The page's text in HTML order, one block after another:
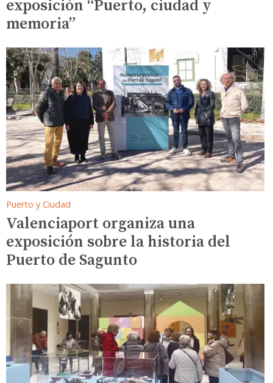
exposición “Puerto, ciudad y
memoria”
Puerto y Ciudad
Valenciaport organiza una
exposición sobre la historia del
Puerto de Sagunto